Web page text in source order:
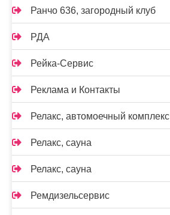
Ранчо 636, загородный клуб
РДА
Рейка-Сервис
Реклама и Контакты
Релакс, автомоечный комплекс
Релакс, сауна
Релакс, сауна
Ремдизельсервис